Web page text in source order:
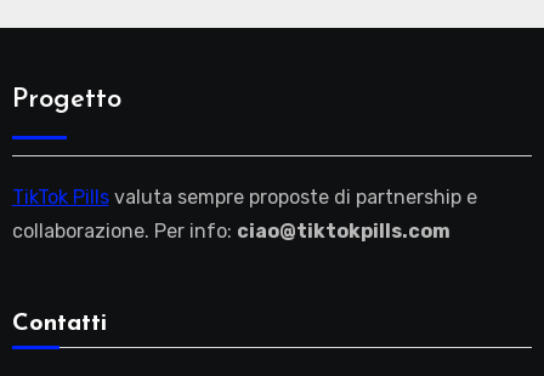
Progetto
TikTok Pillsvaluta sempre proposte di partnership e
collaborazione. Per info: ciao@tiktokpills.com
Contatti